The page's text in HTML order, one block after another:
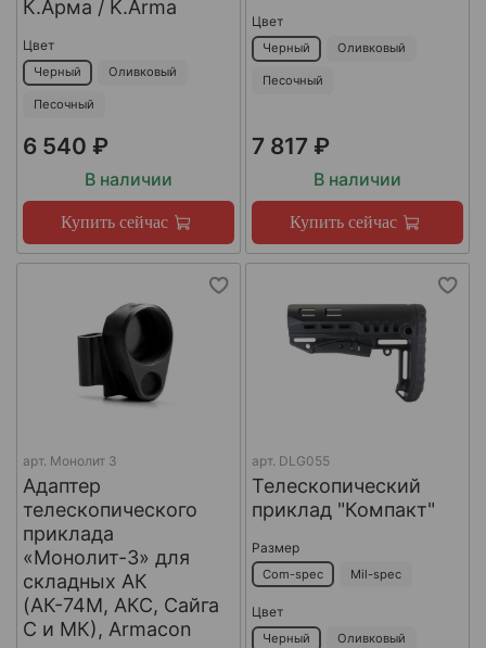
К.Арма / K.Arma
Цвет
Черный Оливковый
Песочный
6 540 ₽
В наличии
Купить сейчас
Цвет
Черный Оливковый
Песочный
7 817 ₽
В наличии
Купить сейчас
арт. Монолит 3
Адаптер
телескопического
приклада
«Монолит-3» для
складных АК
(АК-74М, АКС, Сайга
С и МК), Armacon
арт. DLG055
Телескопический
приклад "Компакт"
Размер
Com-spec Mil-spec
Цвет
Черный Оливковый